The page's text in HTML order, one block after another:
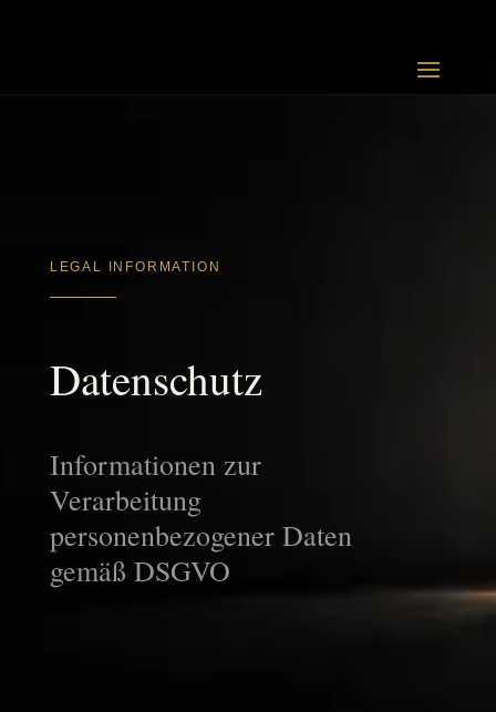
LEGAL INFORMATION
Datenschutz
Informationen zur
Verarbeitung
personenbezogener Daten
gemäß DSGVO